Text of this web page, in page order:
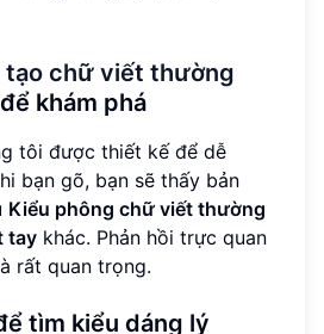
tạo chữ viết thường
khám phá
tôi được thiết kế để dễ
bạn gõ, bạn sẽ thấy bản
Kiểu phông chữ viết thường
tay khác. Phản hồi trực quan
rất quan trọng.
tìm kiểu dáng lý